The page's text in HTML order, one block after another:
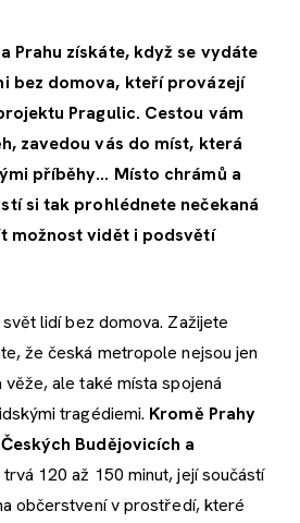
Prahu získáte, když se vydáte
bez domova, kteří provázejí
Pragulic. Cestou vám
zavedou vás do míst, která
příběhy… Místo chrámů a
si tak prohlédnete nečekaná
možnost vidět i podsvětí
lidí bez domova. Zažijete
že česká metropole nejsou jen
ale také místa spojená
tragédiemi. Kromě Prahy
Budějovicích a
120 až 150 minut, její součástí
občerstvení v prostředí, které